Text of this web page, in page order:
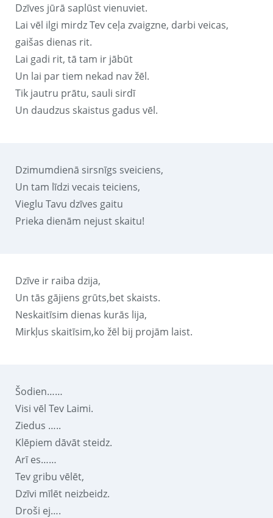
Dzīves jūrā saplūst vienuviet.
Lai vēl ilgi mirdz Tev ceļa zvaigzne, darbi veicas,
gaišas dienas rit.
Lai gadi rit, tā tam ir jābūt
Un lai par tiem nekad nav žēl.
Tik jautru prātu, sauli sirdī
Un daudzus skaistus gadus vēl.
Dzimumdienā sirsnīgs sveiciens,
Un tam līdzi vecais teiciens,
Vieglu Tavu dzīves gaitu
Prieka dienām nejust skaitu!
Dzīve ir raiba dzija,
Un tās gājiens grūts,bet skaists.
Neskaitīsim dienas kurās lija,
Mirkļus skaitīsim,ko žēl bij projām laist.
Šodien……
Visi vēl Tev Laimi.
Ziedus …..
Klēpiem dāvāt steidz.
Arī es……
Tev gribu vēlēt,
Dzīvi mīlēt neizbeidz.
Droši ej….